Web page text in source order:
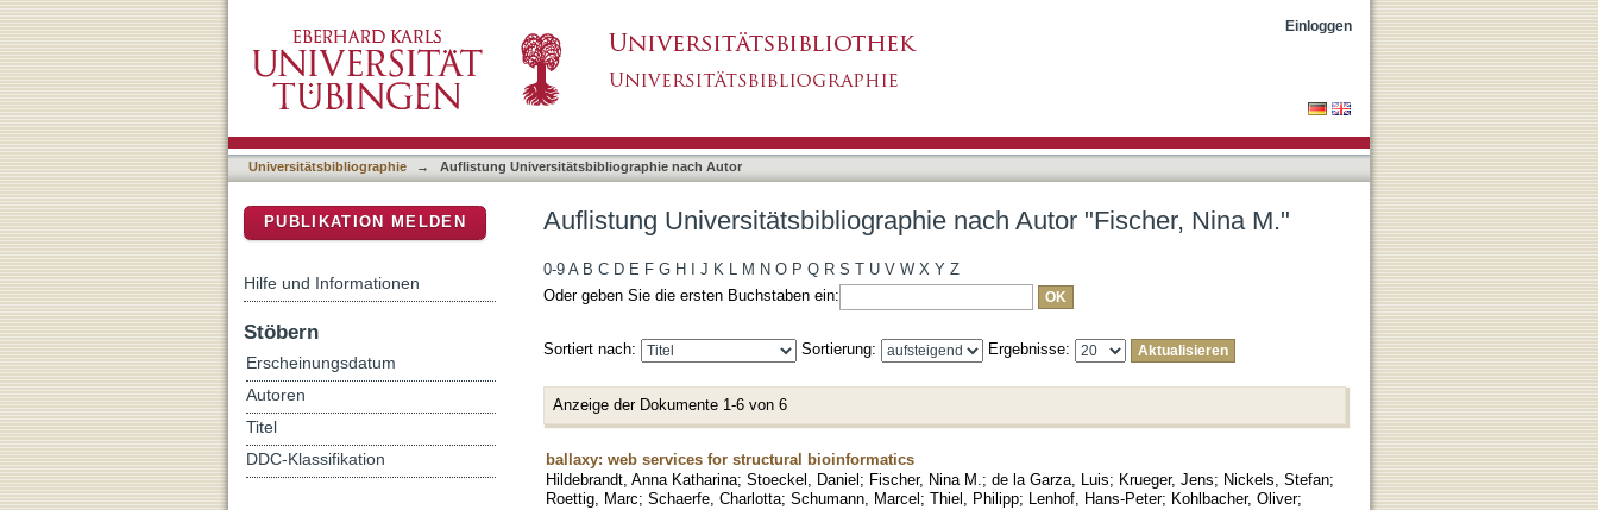
Einloggen
Universitätsbibliographie → Auflistung Universitätsbibliographie nach Autor
Auflistung Universitätsbibliographie nach Autor "Fischer, Nina M."
0-9 A B C D E F G H J K L M N O P Q R S T U V W X Y Z
Oder geben Sie die ersten Buchstaben ein:
Sortiert nach: Sortierung: Ergebnisse:
Anzeige der Dokumente 1-6 von 6
ballaxy: web services for structural bioinformatics
Hildebrandt, Anna Katharina; Stoeckel, Daniel; Fischer, Nina M. ; de la Garza, Luis; Krueger, Jens; Nickels, Stefan;
Roettig, Marc; Schaerfe, Charlotta; Schumann, Marcel; Thiel, Philipp; Lenhof, Hans-Peter; Kohlbacher, Oliver;
PUBLIKATION MELDEN
Hilfe und Informationen
Stöbern
Erscheinungsdatum
Autoren
Titel
DDC-Klassifikation